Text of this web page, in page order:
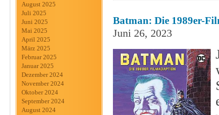
August 2025
Juli 2025
Juni 2025
Mai 2025
April 2025
März 2025
Februar 2025
Januar 2025
Dezember 2024
November 2024
Oktober 2024
September 2024
August 2024
Batman: Die 1989er-
Juni 26, 2023